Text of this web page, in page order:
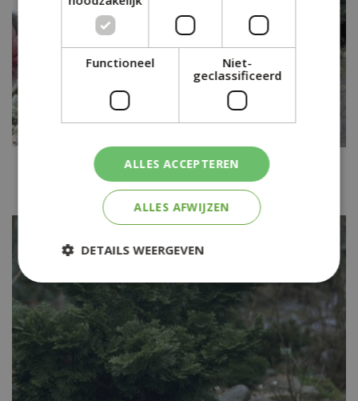
Dwergcypres
Chamaecyparis lawsoniana 'Nymph'
Functioneel
Niet-
geclassificeerd
ALLES ACCEPTEREN
ALLES AFWIJZEN
DETAILS WEERGEVEN